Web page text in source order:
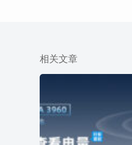
相关文章